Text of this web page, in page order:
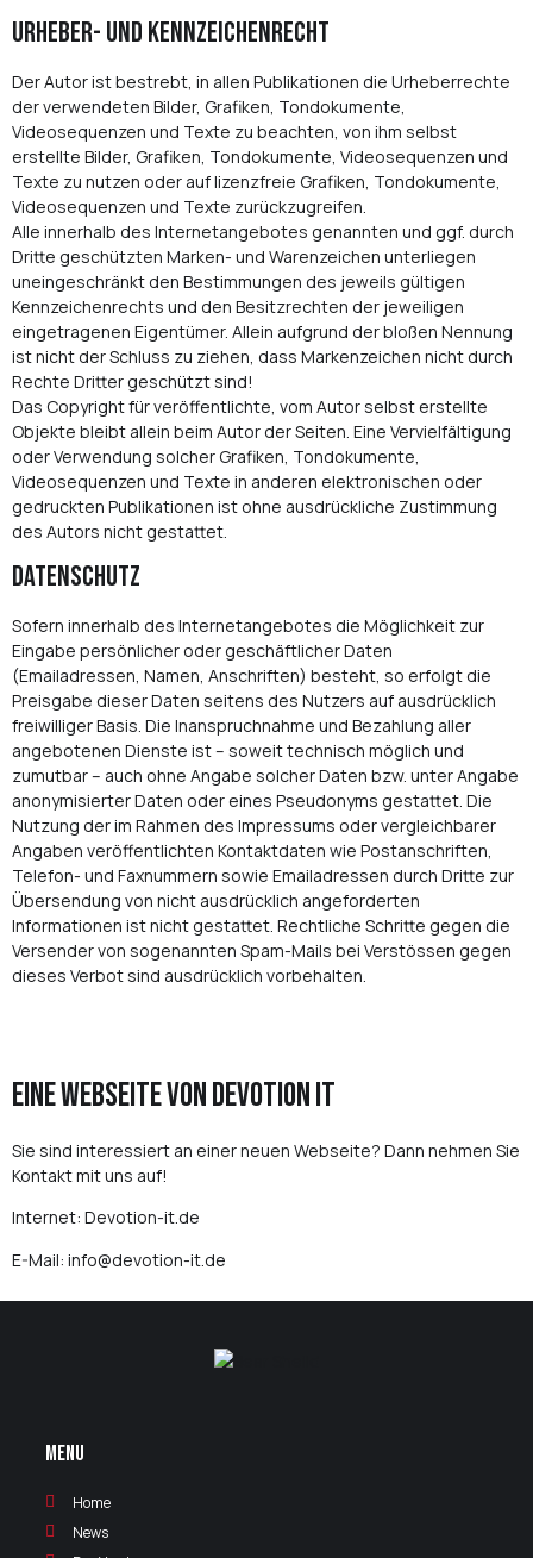
Urheber- und Kennzeichenrecht
Der Autor ist bestrebt, in allen Publikationen die Urheberrechte
der verwendeten Bilder, Grafiken, Tondokumente,
Videosequenzen und Texte zu beachten, von ihm selbst
erstellte Bilder, Grafiken, Tondokumente, Videosequenzen und
Texte zu nutzen oder auf lizenzfreie Grafiken, Tondokumente,
Videosequenzen und Texte zurückzugreifen.
Alle innerhalb des Internetangebotes genannten und ggf. durch
Dritte geschützten Marken- und Warenzeichen unterliegen
uneingeschränkt den Bestimmungen des jeweils gültigen
Kennzeichenrechts und den Besitzrechten der jeweiligen
eingetragenen Eigentümer. Allein aufgrund der bloßen Nennung
ist nicht der Schluss zu ziehen, dass Markenzeichen nicht durch
Rechte Dritter geschützt sind!
Das Copyright für veröffentlichte, vom Autor selbst erstellte
Objekte bleibt allein beim Autor der Seiten. Eine Vervielfältigung
oder Verwendung solcher Grafiken, Tondokumente,
Videosequenzen und Texte in anderen elektronischen oder
gedruckten Publikationen ist ohne ausdrückliche Zustimmung
des Autors nicht gestattet.
Datenschutz
Sofern innerhalb des Internetangebotes die Möglichkeit zur
Eingabe persönlicher oder geschäftlicher Daten
(Emailadressen, Namen, Anschriften) besteht, so erfolgt die
Preisgabe dieser Daten seitens des Nutzers auf ausdrücklich
freiwilliger Basis. Die Inanspruchnahme und Bezahlung aller
angebotenen Dienste ist – soweit technisch möglich und
zumutbar – auch ohne Angabe solcher Daten bzw. unter Angabe
anonymisierter Daten oder eines Pseudonyms gestattet. Die
Nutzung der im Rahmen des Impressums oder vergleichbarer
Angaben veröffentlichten Kontaktdaten wie Postanschriften,
Telefon- und Faxnummern sowie Emailadressen durch Dritte zur
Übersendung von nicht ausdrücklich angeforderten
Informationen ist nicht gestattet. Rechtliche Schritte gegen die
Versender von sogenannten Spam-Mails bei Verstössen gegen
dieses Verbot sind ausdrücklich vorbehalten.
Eine Webseite von Devotion IT
Sie sind interessiert an einer neuen Webseite? Dann nehmen Sie
Kontakt mit uns auf!
Internet: Devotion-it.de
E-Mail: info@devotion-it.de
Menu
Home
News